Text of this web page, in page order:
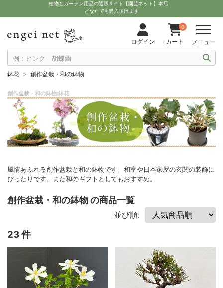
植物とガーデン用品の通販サイト【園芸ネット】本店
どなたでも購入頂けます
ログイン
0
カート メニュー
鉢花 創作盆栽・和の鉢物
創作盆栽・和の鉢物:鉢花
風情あふれる創作盆栽と和の鉢物です。和室や日本家屋の玄関の装飾に
ぴったりです。また和のギフトとしてもおすすめ。
創作盆栽・和の鉢物 の商品一覧
並び順:
23 件